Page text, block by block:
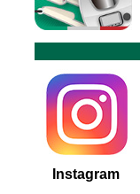
Instagram